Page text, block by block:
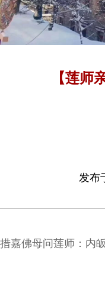
【莲师
发布
措嘉佛母问莲师：内